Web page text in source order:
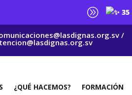
A 35
/
¿QUÉ HACEMOS? FORMACIÓN